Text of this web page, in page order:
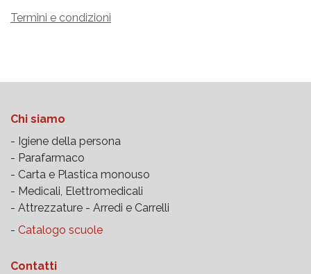
Termini e condizioni
Chi siamo
- Igiene della persona
- Parafarmaco
- Carta e Plastica monouso
- Medicali, Elettromedicali
- Attrezzature - Arredi e Carrelli
- Catalogo scuole
Contatti